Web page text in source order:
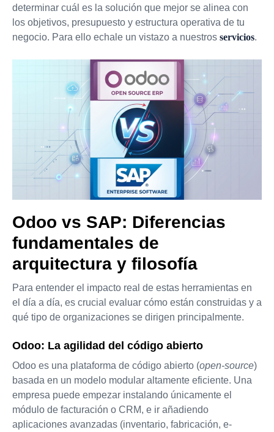
determinar cuál es la solución que mejor se alinea con
los objetivos, presupuesto y estructura operativa de tu
negocio. Para ello echale un vistazo a nuestros servicios.
Odoo vs SAP: Diferencias
fundamentales de
arquitectura y filosofía
Para entender el impacto real de estas herramientas en
el día a día, es crucial evaluar cómo están construidas y a
qué tipo de organizaciones se dirigen principalmente.
Odoo: La agilidad del código abierto
Odoo es una plataforma de código abierto (open-source)
basada en un modelo modular altamente eficiente. Una
empresa puede empezar instalando únicamente el
módulo de facturación o CRM, e ir añadiendo
aplicaciones avanzadas (inventario, fabricación, e-